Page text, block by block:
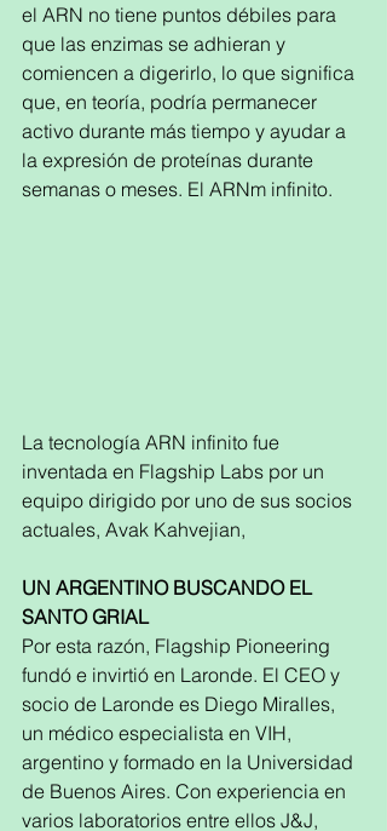
el ARN no tiene puntos débiles para
que las enzimas se adhieran y
comiencen a digerirlo, lo que significa
que, en teoría, podría permanecer
activo durante más tiempo y ayudar a
la expresión de proteínas durante
semanas o meses. El ARNm infinito.
La tecnología ARN infinito fue
inventada en Flagship Labs por un
equipo dirigido por uno de sus socios
actuales, Avak Kahvejian,
UN ARGENTINO BUSCANDO EL
SANTO GRIAL
Por esta razón, Flagship Pioneering
fundó e invirtió en Laronde. El CEO y
socio de Laronde es Diego Miralles,
un médico especialista en VIH,
argentino y formado en la Universidad
de Buenos Aires. Con experiencia en
varios laboratorios entre ellos J&J,